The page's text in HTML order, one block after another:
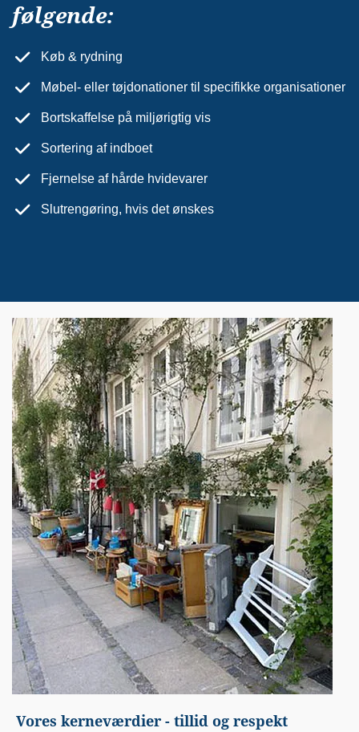
følgende:
Køb & rydning
Møbel- eller tøjdonationer til specifikke organisationer
Bortskaffelse på miljørigtig vis
Sortering af indboet
Fjernelse af hårde hvidevarer
Slutrengøring, hvis det ønskes
Vores kerneværdier - tillid og respekt